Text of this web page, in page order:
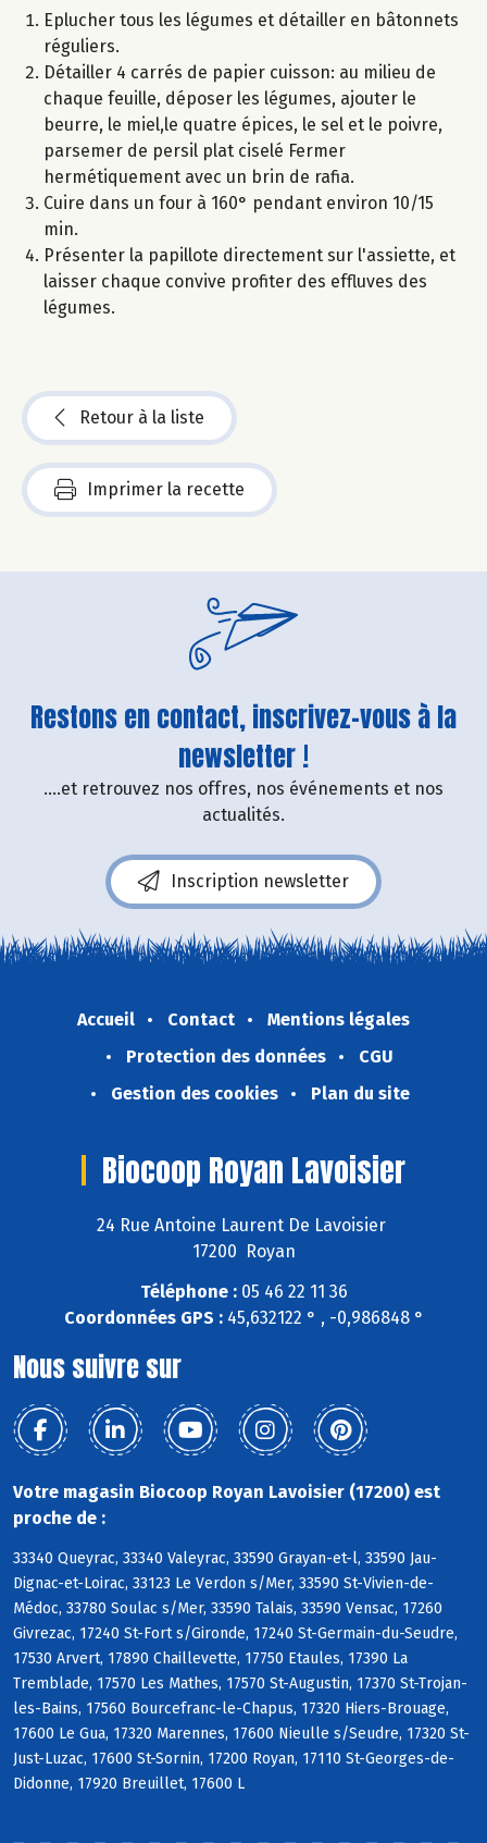
Eplucher tous les légumes et détailler en bâtonnets
réguliers.
Détailler 4 carrés de papier cuisson: au milieu de
chaque feuille, déposer les légumes, ajouter le
beurre, le miel,le quatre épices, le sel et le poivre,
parsemer de persil plat ciselé Fermer
hermétiquement avec un brin de rafia.
Cuire dans un four à 160° pendant environ 10/15
min.
Présenter la papillote directement sur l'assiette, et
laisser chaque convive profiter des effluves des
légumes.
Retour à la liste
Imprimer la recette
Restons en contact, inscrivez-vous à la
newsletter !
....et retrouvez nos offres, nos événements et nos
actualités.
Inscription newsletter
Accueil Contact
Mentions légales
Protection des données
CGU
Gestion des cookies
Plan du site
Biocoop Royan Lavoisier
24 Rue Antoine Laurent De Lavoisier
17200 Royan
Téléphone :05 46 22 11 36
Coordonnées GPS :45,632122 ° , -0,986848 °
Nous suivre sur
Votre magasin Biocoop Royan Lavoisier (17200) est
proche de :
33340 Queyrac, 33340 Valeyrac, 33590 Grayan-et-l, 33590 Jau-
Dignac-et-Loirac, 33123 Le Verdon s/Mer, 33590 St-Vivien-de-
Médoc, 33780 Soulac s/Mer, 33590 Talais, 33590 Vensac, 17260
Givrezac, 17240 St-Fort s/Gironde, 17240 St-Germain-du-Seudre,
17530 Arvert, 17890 Chaillevette, 17750 Etaules, 17390 La
Tremblade, 17570 Les Mathes, 17570 St-Augustin, 17370 St-Trojan-
les-Bains, 17560 Bourcefranc-le-Chapus, 17320 Hiers-Brouage,
17600 Le Gua, 17320 Marennes, 17600 Nieulle s/Seudre, 17320 St-
Just-Luzac, 17600 St-Sornin, 17200 Royan, 17110 St-Georges-de-
Didonne, 17920 Breuillet, 17600 L